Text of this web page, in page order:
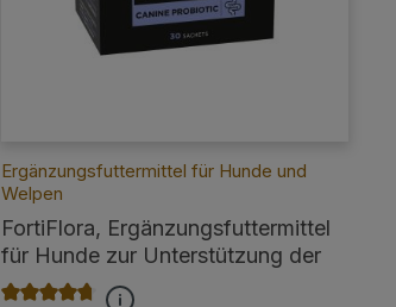
Ergänzungsfuttermittel für Hunde und
Welpen
FortiFlora, Ergänzungsfuttermittel
für Hunde zur Unterstützung der
Darmgesundheit 30 x 1g
Durchschnittliche Bewertung von 4.8 von 5